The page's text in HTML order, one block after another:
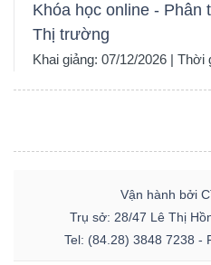
Khóa học online - Phân
Thị trường
Khai giảng: 07/12/2026 | Thời
Vận hành bởi
Trụ sở: 28/47 Lê Thị
Tel: (84.28) 3848 7238 -